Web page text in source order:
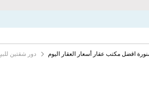
اقضل مكتب عقار أسعار العقار اليوم دور شقتين للبيع